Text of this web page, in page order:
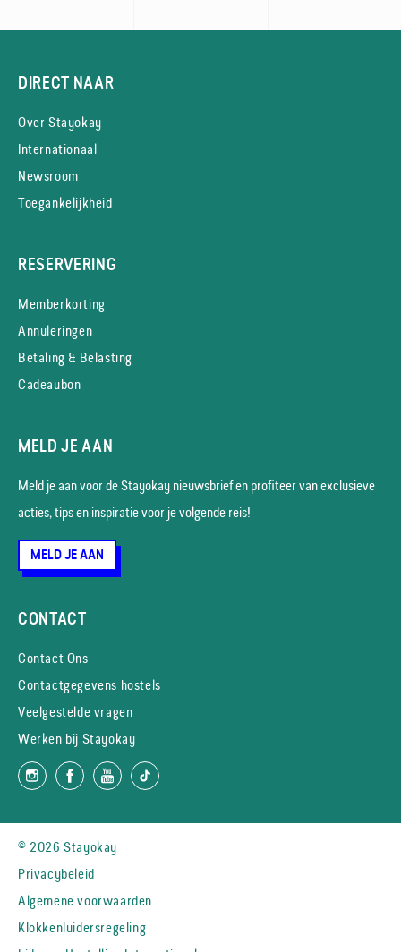
DIRECT NAAR
Over Stayokay
Internationaal
Newsroom
Toegankelijkheid
RESERVERING
Memberkorting
Annuleringen
Betaling & Belasting
Cadeaubon
MELD JE AAN
Meld je aan voor de Stayokay nieuws­brief en profiteer van exclusieve
acties, tips en inspiratie voor je volgende reis!
MELD JE AAN
CONTACT
Contact Ons
Contactgegevens hostels
Veelgestelde vragen
Werken bij Stayokay
© 2026 Stayokay
Privacybeleid
Algemene voorwaarden
Klokkenluidersregeling